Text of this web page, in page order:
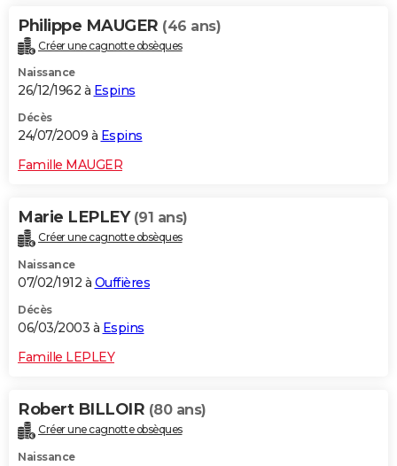
Philippe MAUGER (46 ans)
Créer une cagnotte obsèques
Naissance
26/12/1962 à Espins
Décès
24/07/2009 à Espins
Famille MAUGER
Marie LEPLEY (91 ans)
Créer une cagnotte obsèques
Naissance
07/02/1912 à Ouffières
Décès
06/03/2003 à Espins
Famille LEPLEY
Robert BILLOIR (80 ans)
Créer une cagnotte obsèques
Naissance